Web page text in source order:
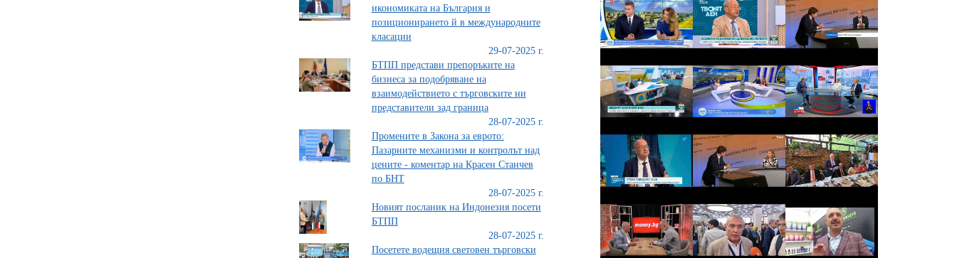
икономиката на България и
позиционирането й в международните
класации
29-07-2025 г.
БТПП представи препоръките на
бизнеса за подобряване на
взаимодействието с търговските ни
представители зад граница
28-07-2025 г.
Промените в Закона за еврото:
Пазарните механизми и контролът над
цените - коментар на Красен Станчев
по БНТ
28-07-2025 г.
Новият посланик на Индонезия посети
БТПП
28-07-2025 г.
Посетете водещия световен търговски